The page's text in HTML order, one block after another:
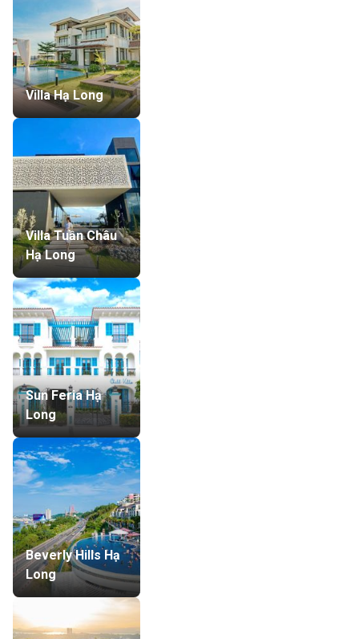
Villa Hạ Long
Villa Tuần Châu
Hạ Long
Sun Feria Hạ
Long
Beverly Hills Hạ
Long